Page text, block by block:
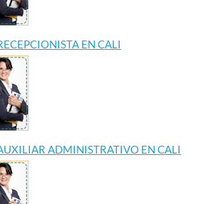
EN CALI
ADMINISTRATIVO EN CALI